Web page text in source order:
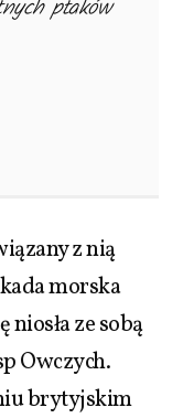
ptaków
z nią
morska
ze sobą
Owczych.
brytyjskim